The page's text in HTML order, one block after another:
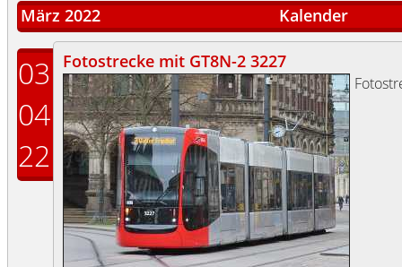
März 2022 Kalender
03
04
22
Fotostrecke mit GT8N-2 3227